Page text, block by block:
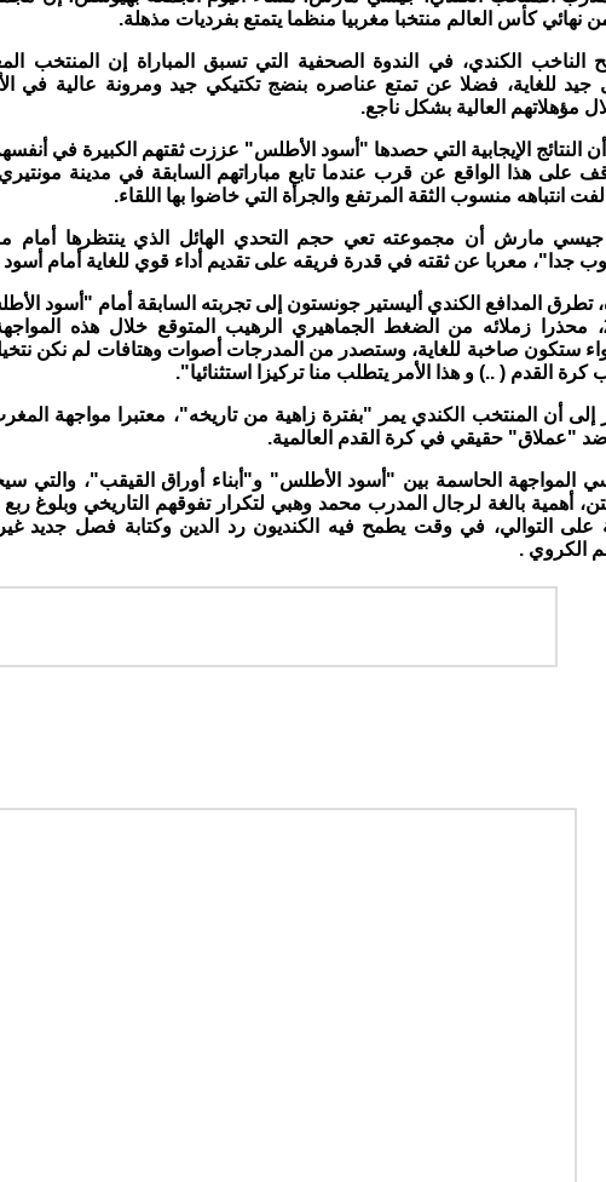
نهائي كأس العالم منتخبا مغربيا منظما يتمتع بفرديات مذهلة.
الناخب الكندي، في الندوة الصحفية التي تسبق المباراة إن المنتخب
للغاية، فضلا عن تمتع عناصره بنضج تكتيكي جيد ومرونة عالية في
مؤهلاتهم العالية بشكل ناجع.
أن النتائج الإيجابية التي حصدها "أسود الأطلس" عززت ثقتهم الكبيرة في
على هذا الواقع عن قرب عندما تابع مباراتهم السابقة في مدينة مونتيري
انتباهه منسوب الثقة المرتفع والجرأة التي خاضوا بها اللقاء.
جيسي مارش أن مجموعته تعي حجم التحدي الهائل الذي ينتظرها أمام
جدا"، معربا عن ثقته في قدرة فريقه على تقديم أداء قوي للغاية أمام
تطرق المدافع الكندي أليستير جونستون إلى تجربته السابقة أمام "أسود
2022، محذرا زملائه من الضغط الجماهيري الرهيب المتوقع خلال هذه
ستكون صاخبة للغاية، وستصدر من المدرجات أصوات وهتافات لم نكن
كرة القدم ( ..) و هذا الأمر يتطلب منا تركيزا استثنائيا".
إلى أن المنتخب الكندي يمر "بفترة زاهية من تاريخه"، معتبرا مواجهة
"عملاق" حقيقي في كرة القدم العالمية.
المواجهة الحاسمة بين "أسود الأطلس" و"أبناء أوراق القيقب"، والتي
أهمية بالغة لرجال المدرب محمد وهبي لتكرار تفوقهم التاريخي وبلوغ ربع
على التوالي، في وقت يطمح فيه الكنديون رد الدين وكتابة فصل جديد
الكروي .